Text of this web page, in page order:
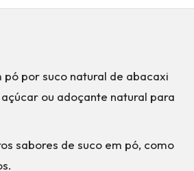
por suco natural de abacaxi
ou adoçante natural para
sabores de suco em pó, como